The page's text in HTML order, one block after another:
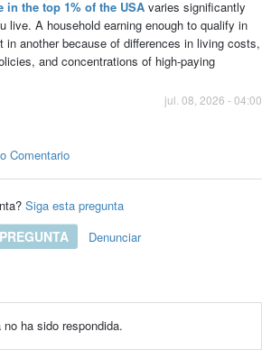
in the top 1% of the USAvaries significantly
live. A household earning enough to qualify in
in another because of differences in living costs,
and concentrations of high-paying
jul. 08, 2026 - 04:00
Comentario
Siga esta pregunta
Denunciar
ha sido respondida.